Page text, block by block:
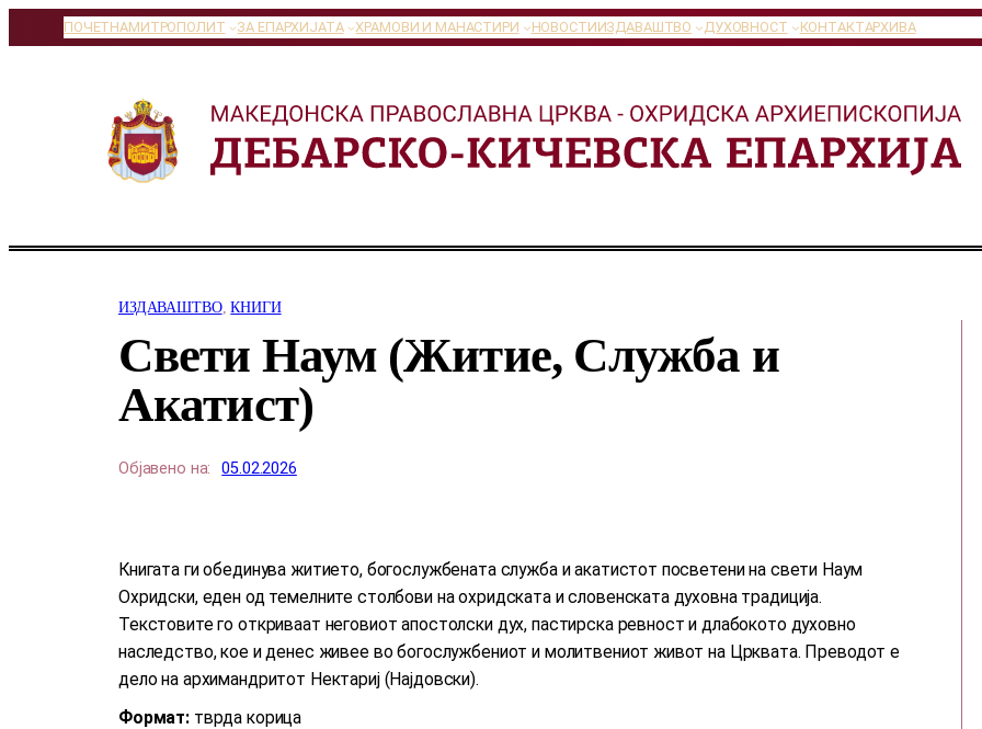
на
ПОЧЕТНАМИТРОПОЛИТ ЗА ЕПАРХИЈАТА ХРАМОВИ И МАНАСТИРИ НОВОСТИИЗДАВАШТВО ДУХОВНОСТ КОНТАКТАРХИВА
ИЗДАВАШТВО, КНИГИ
Свети Наум (Житие, Служба и
Акатист)
Објавено на: 05.02.2026
Книгата ги обединува житието, богослужбената служба и акатистот посветени на свети Наум
Охридски, еден од темелните столбови на охридската и словенската духовна традиција.
Текстовите го откриваат неговиот апостолски дух, пастирска ревност и длабокото духовно
наследство, кое и денес живее во богослужбениот и молитвениот живот на Црквата. Преводот е
дело на архимандритот Нектариј (Најдовски).
Формат: тврда корица